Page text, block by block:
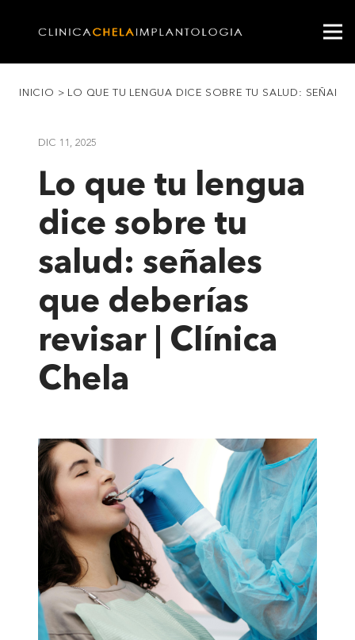
INICIO > LO QUE TU LENGUA DICE SOBRE TU SALUD:
DIC 11, 2025
Lo que tu lengua
dice sobre tu
salud: señales
que deberías
revisar | Clínica
Chela